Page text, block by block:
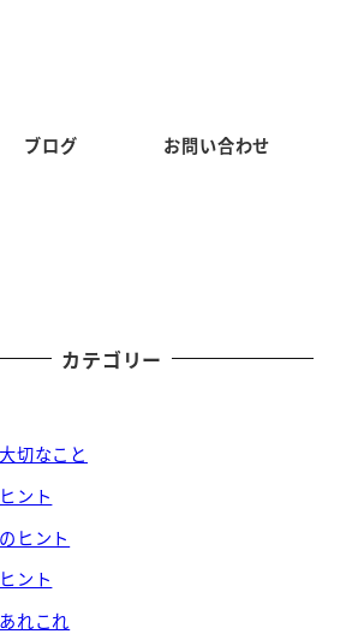
ブログ お問い合わせ
カテゴリー
切なこと
ント
ヒント
ント
れこれ